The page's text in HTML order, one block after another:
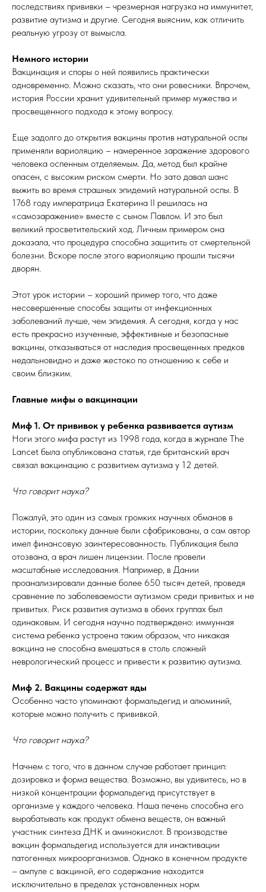
последствиях прививки – чрезмерная нагрузка на иммунитет,
развитие аутизма и другие. Сегодня выясним, как отличить
реальную угрозу от вымысла.
Немного истории
Вакцинация и споры о ней появились практически
одновременно. Можно сказать, что они ровесники. Впрочем,
история России хранит удивительный пример мужества и
просвещенного подхода к этому вопросу.
Еще задолго до открытия вакцины против натуральной оспы
применяли вариоляцию – намеренное заражение здорового
человека оспенным отделяемым. Да, метод был крайне
опасен, с высоким риском смерти. Но зато давал шанс
выжить во время страшных эпидемий натуральной оспы. В
1768 году императрица Екатерина II решилась на
«самозаражение» вместе с сыном Павлом. И это был
великий просветительский ход. Личным примером она
доказала, что процедура способна защитить от смертельной
болезни. Вскоре после этого вариоляцию прошли тысячи
дворян.
Этот урок истории – хороший пример того, что даже
несовершенные способы защиты от инфекционных
заболеваний лучше, чем эпидемия. А сегодня, когда у нас
есть прекрасно изученные, эффективные и безопасные
вакцины, отказываться от наследия просвещенных предков
недальновидно и даже жестоко по отношению к себе и
своим близким.
Главные мифы о вакцинации
Миф 1. От прививок у ребенка развивается аутизм
Ноги этого мифа растут из 1998 года, когда в журнале The
Lancet была опубликована статья, где британский врач
связал вакцинацию с развитием аутизма у 12 детей.
Что говорит наука?
Пожалуй, это один из самых громких научных обманов в
истории, поскольку данные были сфабрикованы, а сам автор
имел финансовую заинтересованность. Публикация была
отозвана, а врач лишен лицензии. После провели
масштабные исследования. Например, в Дании
проанализировали данные более 650 тысяч детей, проведя
сравнение по заболеваемости аутизмом среди привитых и не
привитых. Риск развития аутизма в обеих группах был
одинаковым. И сегодня научно подтверждено: иммунная
система ребенка устроена таким образом, что никакая
вакцина не способна вмешаться в столь сложный
неврологический процесс и привести к развитию аутизма.
Миф 2. Вакцины содержат яды
Особенно часто упоминают формальдегид и алюминий,
которые можно получить с прививкой.
Что говорит наука?
Начнем с того, что в данном случае работает принцип:
дозировка и форма вещества. Возможно, вы удивитесь, но в
низкой концентрации формальдегид присутствует в
организме у каждого человека. Наша печень способна его
вырабатывать как продукт обмена веществ, он важный
участник синтеза ДНК и аминокислот. В производстве
вакцин формальдегид используется для инактивации
патогенных микроорганизмов. Однако в конечном продукте
– ампуле с вакциной, его содержание находится
исключительно в пределах установленных норм